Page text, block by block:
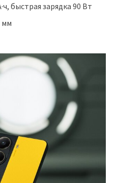
быстрая зарядка 90 Вт
мм